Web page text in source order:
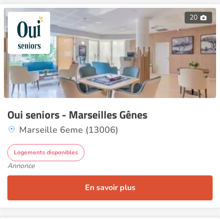
20
Oui seniors - Marseilles Gênes
Marseille 6eme (13006)
Logements disponibles
Annonce
En savoir plus